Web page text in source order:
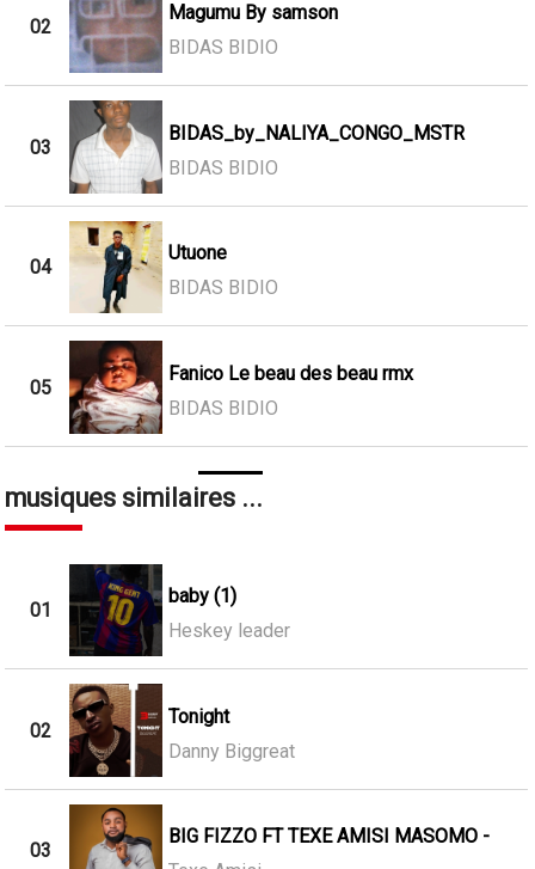
02
Magumu By samson
BIDAS BIDIO
03
BIDAS_by_NALIYA_CONGO_MSTR
BIDAS BIDIO
04
Utuone
BIDAS BIDIO
05
Fanico Le beau des beau rmx
BIDAS BIDIO
musiques similaires ...
01
baby (1)
Heskey leader
02
Tonight
Danny Biggreat
03
BIG FIZZO FT TEXE AMISI MASOMO -